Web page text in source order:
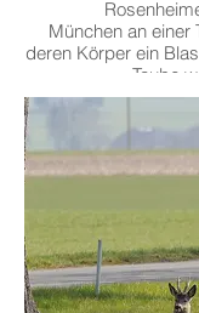
München an einer
deren Körper ein
Taube
noch flugfähig, da
Kropf der Taube
Lage, Nahrung vom
Eine Tierfreundin
Tieres
brachte es in eine
Pfeil entfernt
Wunde